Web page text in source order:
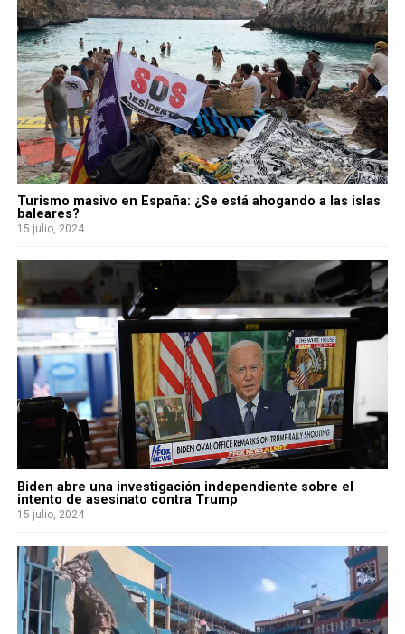
Turismo masivo en España: ¿Se está ahogando a las islas
baleares?
15 julio, 2024
Biden abre una investigación independiente sobre el
intento de asesinato contra Trump
15 julio, 2024